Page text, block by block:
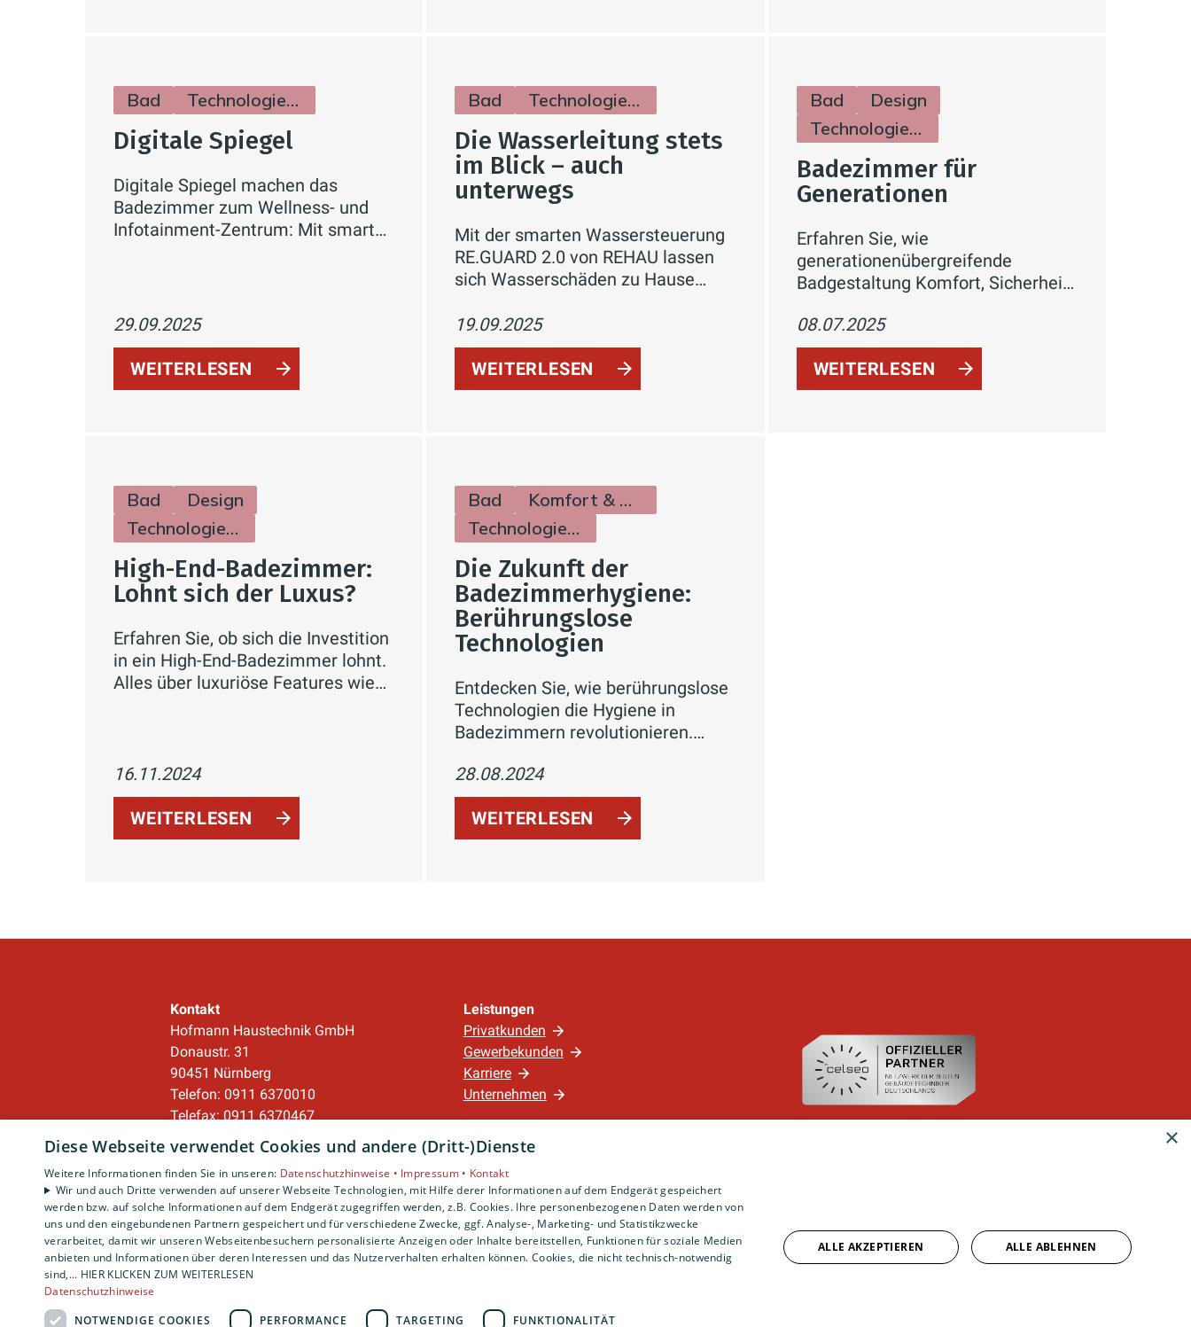
Bad Technologie & Zukunft
Digitale Spiegel
Digitale Spiegel machen das
Badezimmer zum Wellness- und
Infotainment-Zentrum: Mit smarten
Energieeffizienz und modernes
29.09.2025
WEITERLESEN
Bad Technologie & Zukunft
Die Wasserleitung stets
im Blick – auch
unterwegs
Mit der smarten Wassersteuerung
RE.GUARD 2.0 von REHAU lassen
sich Wasserschäden zu Hause
Wasserverbrauch bequem per App
überwachen – für mehr Sicherheit,
Komfort und nachhaltiges Wohn
19.09.2025
WEITERLESEN
Bad
Design
Technologie & Zukunft
Badezimmer für
Generationen
Erfahren Sie, wie
generationenübergreifende
Badgestaltung Komfort, Sicherheit
Entdecken Sie zentrale Elemente
wie ebenerdige Duschen,
rutschfeste Böden, smarte Technik
und flexible Lösungen, die Ihr
08.07.2025
WEITERLESEN
Bad
Design
Technologie & Zukunft
High-End-Badezimmer:
Lohnt sich der Luxus?
Erfahren Sie, ob sich die Investition
in ein High-End-Badezimmer lohnt.
Alles über luxuriöse Features wie
16.11.2024
WEITERLESEN
Bad
Komfort & Hygiene
Technologie & Zukunft
Die Zukunft der
Badezimmerhygiene:
Berührungslose
Technologien
Entdecken Sie, wie berührungslose
Technologien die Hygiene in
Badezimmern revolutionieren.
automatische Wasserhähne,
Toilettenspülungen und
Desinfektionssysteme, die Komfort
und Gesundheit verbessern.
28.08.2024
WEITERLESEN
Kontakt
Hofmann Haustechnik GmbH
Donaustr. 31
90451 Nürnberg
Telefon: 0911 6370010
Telefax: 0911 6370467
service@hofmann-haustechnik.de
Unternehmen
AGB
·Datenschutz
·
Impressum
·
Barrierefreiheitserklärung
Leistungen
Privatkunden
Gewerbekunden
Karriere
Unternehmen
Standort
Nürnberg
×
Diese Webseite verwendet Cookies und andere (Dritt-)Dienste
Weitere Informationen finden Sie in unseren: Datenschutzhinweise • Impressum • Kontakt
Wir und auch Dritte verwenden auf unserer Webseite Technologien, mit Hilfe derer Informationen auf dem Endgerät gespeichert
werden bzw. auf solche Informationen auf dem Endgerät zugegriffen werden, z.B. Cookies. Ihre personenbezogenen Daten werden von
uns und den eingebundenen Partnern gespeichert und für verschiedene Zwecke, ggf. Analyse-, Marketing- und Statistikzwecke
verarbeitet, damit wir unseren Webseitenbesuchern personalisierte Anzeigen oder Inhalte bereitstellen, Funktionen für soziale Medien
anbieten und Informationen über deren Interessen und das Nutzerverhalten erhalten können. Cookies, die nicht technisch-notwendig
sind,... HIER KLICKEN ZUM WEITERLESEN
Datenschutzhinweise
NOTWENDIGE COOKIES
PERFORMANCE TARGETING FUNKTIONALITÄT
ALLE AKZEPTIEREN ALLE ABLEHNEN